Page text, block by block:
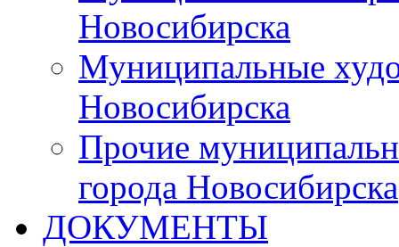
Новосибирска
Муниципальные
Новосибирска
Прочие
города Новосибирска
ДОКУМЕНТЫ